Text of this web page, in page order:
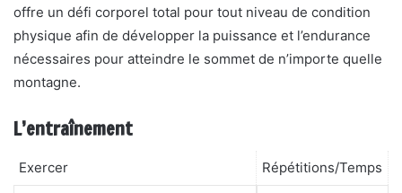
offre un défi corporel total pour tout niveau de condition
physique afin de développer la puissance et l’endurance
nécessaires pour atteindre le sommet de n’importe quelle
montagne.
L’entraînement
Exercer Répétitions/Temps